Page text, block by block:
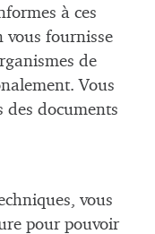
à ces
vous fournisse
de
Vous
des documents
vous
pour pouvoir